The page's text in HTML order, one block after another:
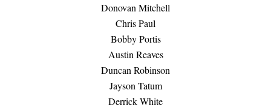
Donovan Mitchell
Chris Paul
Bobby Portis
Austin Reaves
Duncan Robinson
Jayson Tatum
Derrick White